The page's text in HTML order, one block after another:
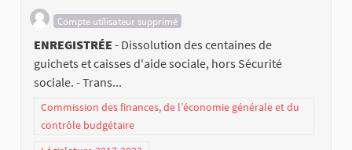
Compte utilisateur supprimé
ENREGISTRÉE - Dissolution des centaines de
guichets et caisses d'aide sociale, hors Sécurité
sociale. - Trans...
Commission des finances, de l’économie générale et du
contrôle budgétaire